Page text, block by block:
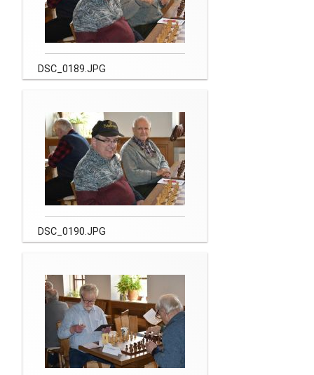
Impressum
Datenschutz
DSC_0189.JPG
DSC_0190.JPG